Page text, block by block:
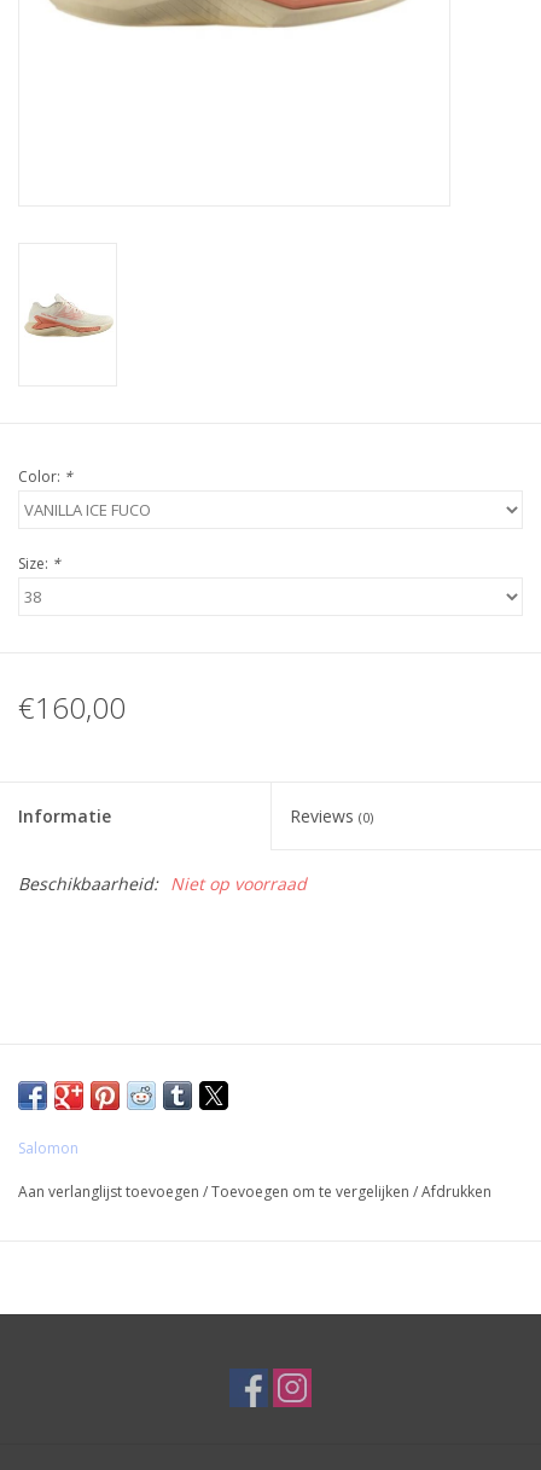
Color: *
Size: *
€160,00
Informatie Reviews (0)
Beschikbaarheid: Niet op voorraad
Salomon
Aan verlanglijst toevoegen /Toevoegen om te vergelijken /Afdrukken